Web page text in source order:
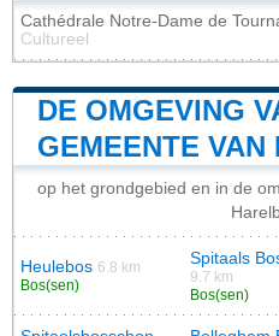
Cathédrale Notre-Dame de
Cultureel
DE OMGEVING
GEMEENTE VAN
op het grondgebied en in de
Heulebos 6.8 km
Bos(sen)
Spitaals
9.7 km
Bos(sen)